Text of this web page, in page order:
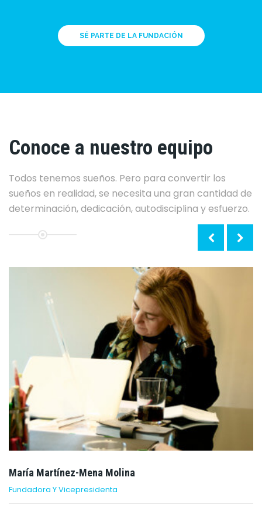
SÉ PARTE DE LA FUNDACIÓN
Conoce a nuestro equipo
Todos tenemos sueños. Pero para convertir los
sueños en realidad, se necesita una gran cantidad de
determinación, dedicación, autodisciplina y esfuerzo.
María Martínez-Mena Molina
Fundadora Y Vicepresidenta